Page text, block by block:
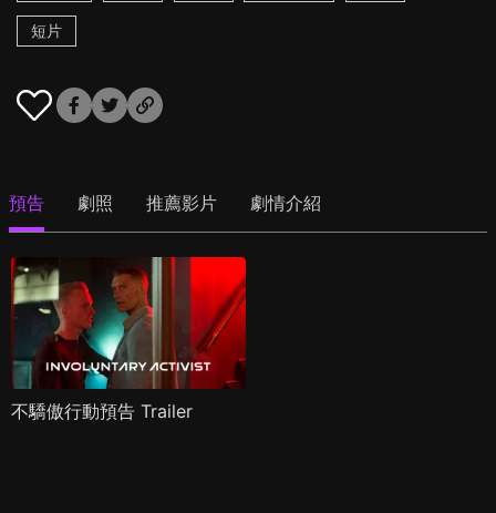
短片
預告 劇照 推薦影片 劇情介紹
不驕傲行動預告 Trailer